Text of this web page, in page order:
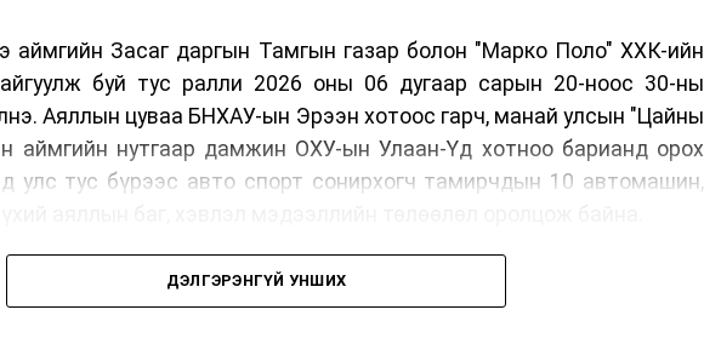
аймгийн Засаг даргын Тамгын газар болон "Марко Поло" ХХК-ийн
буй тус ралли 2026 оны 06 дугаар сарын 20-ноос 30-ны
Аяллын цуваа БНХАУ-ын Эрээн хотоос гарч, манай улсын "Цайны
аймгийн нутгаар дамжин ОХУ-ын Улаан-Үд хотноо барианд орох
улс тус бүрээс авто спорт сонирхогч тамирчдын 10 автомашин,
ДЭЛГЭРЭНГҮЙ УНШИХ